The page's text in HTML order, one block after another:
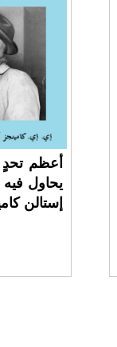
أعظم
يحاول
إستالن